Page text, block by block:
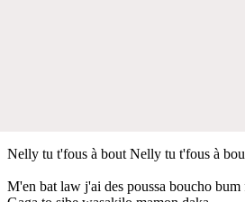
Nelly tu t'fous à bout Nelly tu t'fous à
M'en bat law j'ai des poussa boucho bum